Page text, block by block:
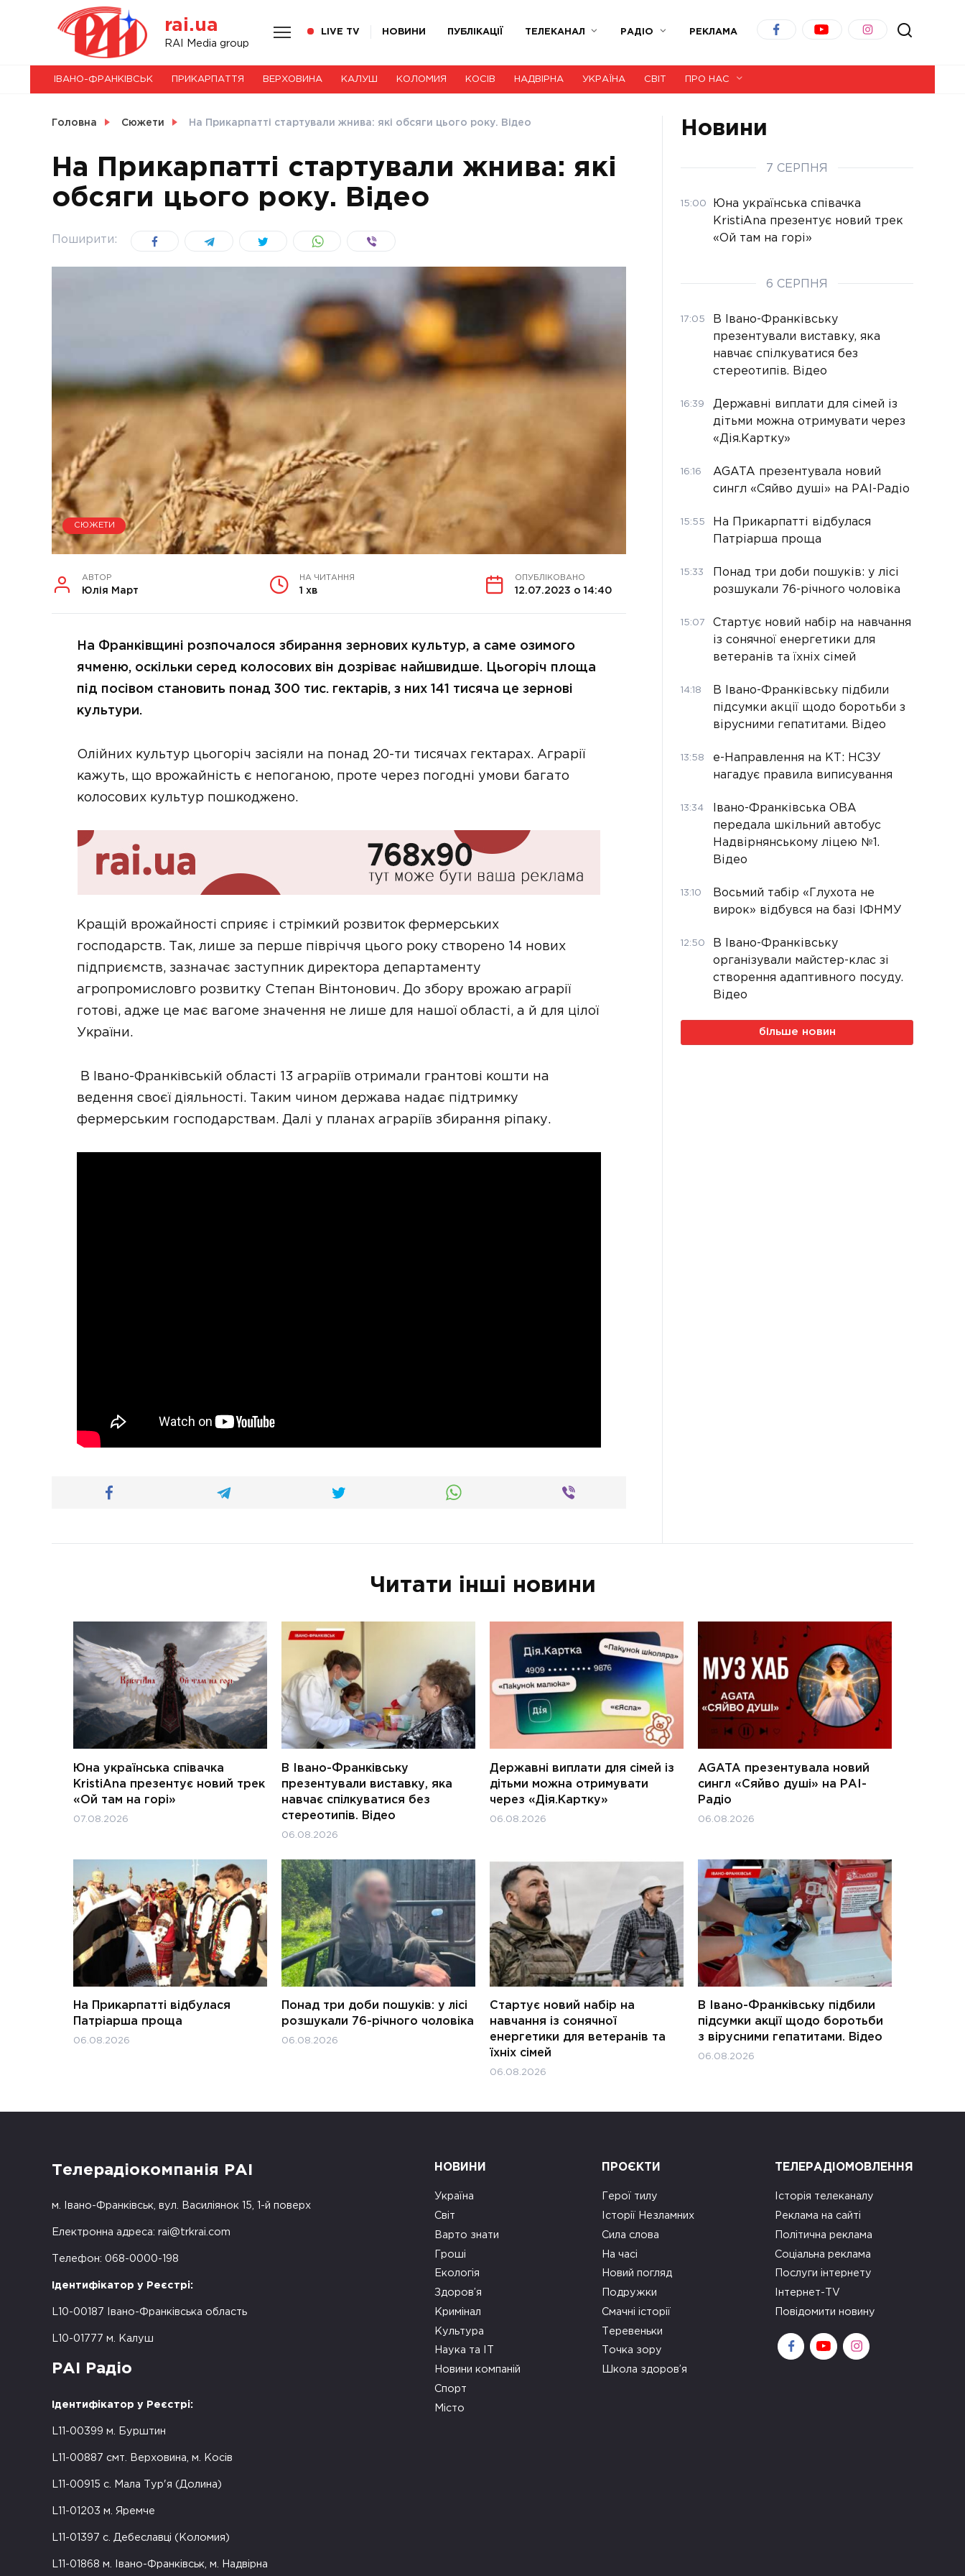
rai.ua
RAI Media group
LIVE TV НОВИНИ ПУБЛІКАЦІЇ ТЕЛЕКАНАЛ РАДІО РЕКЛАМА
НОВИНИ
СВІТ
УКРАЇНА
ІВАНО-ФРАНКІВСЬК ПРИКАРПАТТЯ ВЕРХОВИНА КАЛУШ КОЛОМИЯ КОСІВ НАДВІРНА УКРАЇНА СВІТ ПРО НАС
Головна Сюжети На Прикарпатті стартували жнива: які обсяги цього року. Відео
На Прикарпатті стартували жнива: які
обсяги цього року. Відео
Поширити:
СЮЖЕТИ
АВТОР
Юлія Март
НА ЧИТАННЯ
1 хв
ОПУБЛІКОВАНО
12.07.2023 о 14:40
На Франківщині розпочалося збирання зернових культур, а саме озимого
ячменю, оскільки серед колосових він дозріває найшвидше. Цьогоріч площа
під посівом становить понад 300 тис. гектарів, з них 141 тисяча це зернові
культури.
Олійних культур цьогоріч засіяли на понад 20-ти тисячах гектарах. Аграрії
кажуть, що врожайність є непоганою, проте через погодні умови багато
колосових культур пошкоджено.
Кращій врожайності сприяє і стрімкий розвиток фермерських
господарств. Так, лише за перше півріччя цього року створено 14 нових
підприємств, зазначає заступник директора департаменту
агропромисловго розвитку Степан Вінтонович. До збору врожаю аграрії
готові, адже це має вагоме значення не лише для нашої області, а й для цілої
України.
В Івано-Франківській області 13 аграріїв отримали грантові кошти на
ведення своєї діяльності. Таким чином держава надає підтримку
фермерським господарствам. Далі у планах аграріїв збирання ріпаку.
Новини
7 СЕРПНЯ
15:00
Юна українська співачка
KristiAna презентує новий трек
«Ой там на горі»
6 СЕРПНЯ
17:05
В Івано-Франківську
презентували виставку, яка
навчає спілкуватися без
стереотипів. Відео
16:39
Державні виплати для сімей із
дітьми можна отримувати через
«Дія.Картку»
16:16
AGATA презентувала новий
сингл «Сяйво душі» на РАІ-Радіо
15:55
На Прикарпатті відбулася
Патріарша проща
15:33
Понад три доби пошуків: у лісі
розшукали 76-річного чоловіка
15:07
Стартує новий набір на навчання
із сонячної енергетики для
ветеранів та їхніх сімей
14:18
В Івано-Франківську підбили
підсумки акції щодо боротьби з
вірусними гепатитами. Відео
13:58
е-Направлення на КТ: НСЗУ
нагадує правила виписування
13:34
Івано-Франківська ОВА
передала шкільний автобус
Надвірнянському ліцею №1.
Відео
13:10
Восьмий табір «Глухота не
вирок» відбувся на базі ІФНМУ
12:50
В Івано-Франківську
організували майстер-клас зі
створення адаптивного посуду.
Відео
більше новин
Читати інші новини
Юна українська співачка
KristiAna презентує новий трек
«Ой там на горі»
07.08.2026
В Івано-Франківську
презентували виставку, яка
навчає спілкуватися без
стереотипів. Відео
06.08.2026
Державні виплати для сімей із
дітьми можна отримувати
через «Дія.Картку»
06.08.2026
AGATA презентувала новий
сингл «Сяйво душі» на РАІ-
Радіо
06.08.2026
На Прикарпатті відбулася
Патріарша проща
06.08.2026
Понад три доби пошуків: у лісі
розшукали 76-річного чоловіка
06.08.2026
Стартує новий набір на
навчання із сонячної
енергетики для ветеранів та
їхніх сімей
06.08.2026
В Івано-Франківську підбили
підсумки акції щодо боротьби
з вірусними гепатитами. Відео
06.08.2026
Телерадіокомпанія РАІ
м. Івано-Франківськ, вул. Василіянок 15, 1-й поверх
Електронна адреса: rai@trkrai.com
Телефон: 068-0000-198
Ідентифікатор у Реєстрі:
L10-00187 Івано-Франківська область
L10-01777 м. Калуш
РАІ Радіо
Ідентифікатор у Реєстрі:
L11-00399 м. Бурштин
L11-00887 смт. Верховина, м. Косів
L11-00915 с. Мала Тур'я (Долина)
L11-01203 м. Яремче
L11-01397 с. Дебеславці (Коломия)
L11-01868 м. Івано-Франківськ, м. Надвірна
НОВИНИ
Україна
Світ
Варто знати
Гроші
Екологія
Здоров’я
Кримінал
Культура
Наука та ІТ
Новини компаній
Спорт
Місто
ПРОЄКТИ
Герої тилу
Історії Незламних
Сила слова
На часі
Новий погляд
Подружки
Смачні історії
Теревеньки
Точка зору
Школа здоров’я
ТЕЛЕРАДІОМОВЛЕННЯ
Історія телеканалу
Реклама на сайті
Політична реклама
Соціальна реклама
Послуги інтернету
Інтернет-TV
Повідомити новину